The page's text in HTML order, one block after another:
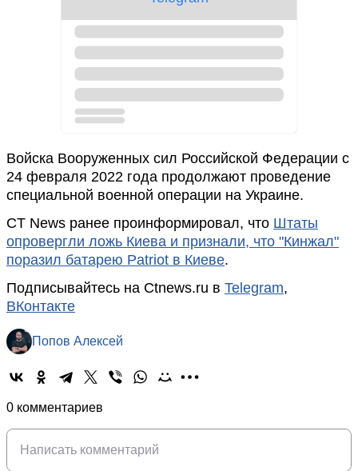
Войска Вооруженных сил Российской Федерации с
24 февраля 2022 года продолжают проведение
специальной военной операции на Украине.
CT News ранее проинформировал, что Штаты
опровергли ложь Киева и признали, что "Кинжал"
поразил батарею Patriot в Киеве.
Подписывайтесь на Ctnews.ru в Telegram,
ВКонтакте
Попов Алексей
0 комментариев